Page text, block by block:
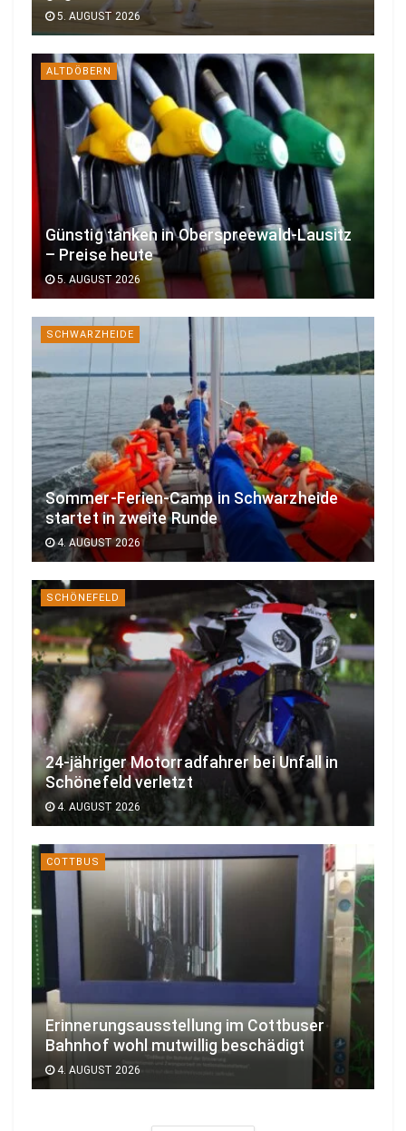
5. AUGUST 2026
ALTDÖBERN
Günstig tanken in Oberspreewald-Lausitz
– Preise heute
5. AUGUST 2026
SCHWARZHEIDE
Sommer-Ferien-Camp in Schwarzheide
startet in zweite Runde
4. AUGUST 2026
SCHÖNEFELD
24-jähriger Motorradfahrer bei Unfall in
Schönefeld verletzt
4. AUGUST 2026
COTTBUS
Erinnerungsausstellung im Cottbuser
Bahnhof wohl mutwillig beschädigt
4. AUGUST 2026